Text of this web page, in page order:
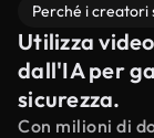
Perché i creatori
Utilizza
dall'IA per
sicurezza.
Con milioni di